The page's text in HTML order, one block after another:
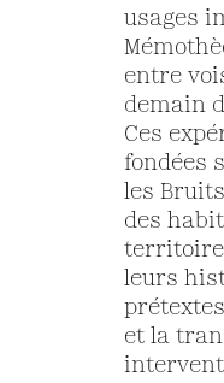
usages
entre
demain
Ces
fondées
les
des
leurs
et la